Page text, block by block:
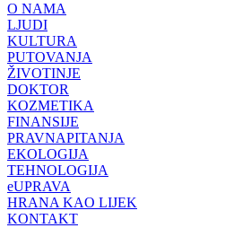
O NAMA
LJUDI
KULTURA
PUTOVANJA
ŽIVOTINJE
DOKTOR
KOZMETIKA
FINANSIJE
PRAVNAPITANJA
EKOLOGIJA
TEHNOLOGIJA
eUPRAVA
HRANA KAO LIJEK
KONTAKT